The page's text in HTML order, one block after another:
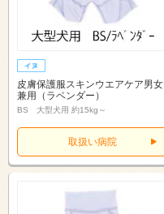
皮膚保護服スキンウエアケア男女
兼用（ラベンダー）
BS 大型犬用 約15kg～
取扱い病院